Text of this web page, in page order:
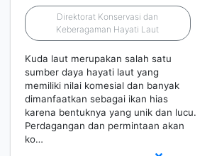
Direktorat Konservasi dan
Keberagaman Hayati Laut
Kuda laut merupakan salah satu
sumber daya hayati laut yang
memiliki nilai komesial dan banyak
dimanfaatkan sebagai ikan hias
karena bentuknya yang unik dan lucu.
Perdagangan dan permintaan akan
ko…